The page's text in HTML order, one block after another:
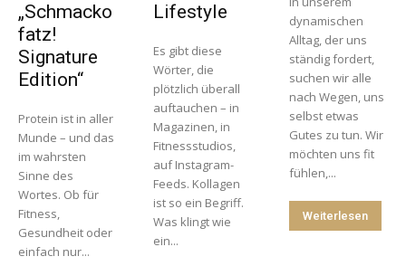
„Schmacko
fatz!
Signature
Edition“
Protein ist in aller
Munde – und das
im wahrsten
Sinne des
Wortes. Ob für
Fitness,
Gesundheit oder
einfach nur...
Lifestyle
Es gibt diese
Wörter, die
plötzlich überall
auftauchen – in
Magazinen, in
Fitnessstudios,
auf Instagram-
Feeds. Kollagen
ist so ein Begriff.
Was klingt wie
ein...
dynamischen
Alltag, der uns
ständig fordert,
suchen wir alle
nach Wegen, uns
selbst etwas
Gutes zu tun. Wir
möchten uns fit
fühlen,...
Weiterlesen